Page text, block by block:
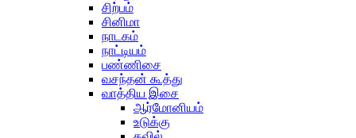
சிற்பம்
சினிமா
நாடகம்
நாட்டியம்
பண்ணிசை
வசந்தன் கூத்து
வாத்திய இசை
ஆர்மோனியம்
உடுக்கு